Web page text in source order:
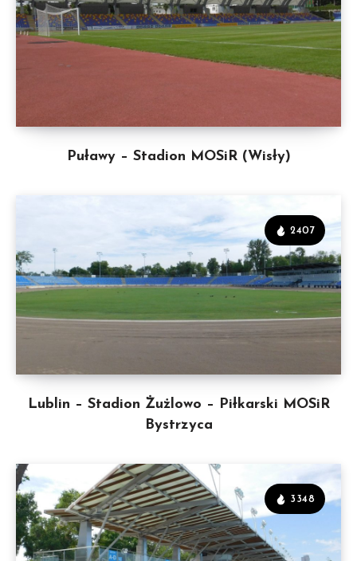
Puławy – Stadion MOSiR (Wisły)
Lublin – Stadion Żużlowo – Piłkarski MOSiR
Bystrzyca
2407
3348